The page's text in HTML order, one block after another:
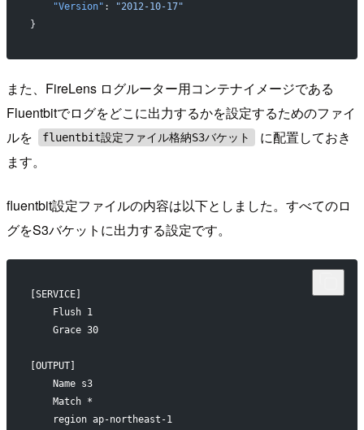
    "Version"
:
"2012-10-17"
}
また、FireLens ログルーター用コンテナイメージである
Fluentbitでログをどこに出力するかを設定するためのファイ
ルを
fluentbit設定ファイル格納S3バケット
に配置しておき
ます。
fluentbit設定ファイルの内容は以下としました。すべてのロ
グをS3バケットに出力する設定です。
[SERVICE]
    Flush 1
    Grace 30
[OUTPUT]
    Name s3
    Match *
    region ap-northeast-1